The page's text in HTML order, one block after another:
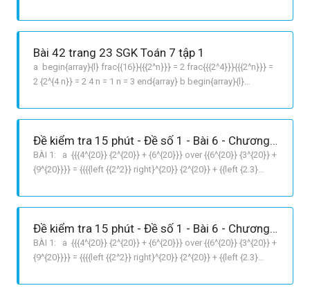
{{{{left { 3} right}^4}}} = {left { 3} right^3} {left { 3} rig
Bài 42 trang 23 SGK Toán 7 tập 1
a begin{array}{l} frac{{16}}{{{2^n}}} = 2 frac{{{2^4}}}{{{2^n}}} =
2 {2^{4 n}} = 2 4 n = 1 n = 3 end{array} b begin{array}{l}
{{{{left { 3} right}^4}}} = {left { 3} right^3} {left { 3} rig
Đề kiểm tra 15 phút - Đề số 1 - Bài 6 - Chương 1 - Đại số 7
BÀI 1: a {{{4^{20}} {2^{20}} + {6^{20}}} over {{6^{20}} {3^{20}} +
{9^{20}}}} = {{{{left {{2^2}} right}^{20}} {2^{20}} + {{left {2.3}
right}^{20}}}} = {{{2^{40}} {2^{20}} + {2^{20}}{{.3}^{20}}} over
Đề kiểm tra 15 phút - Đề số 1 - Bài 6 - Chương 1 - Đại số 7
BÀI 1: a {{{4^{20}} {2^{20}} + {6^{20}}} over {{6^{20}} {3^{20}} +
{9^{20}}}} = {{{{left {{2^2}} right}^{20}} {2^{20}} + {{left {2.3}
right}^{20}}}} = {{{2^{40}} {2^{20}} + {2^{20}}{{.3}^{20}}} over